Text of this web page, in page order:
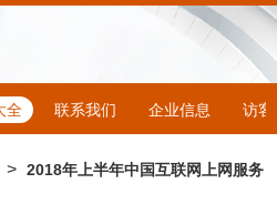
全 联系我们 企业信息 访客
> 2018年上半年中国互联网上网服务